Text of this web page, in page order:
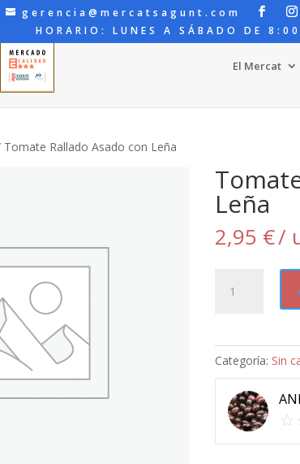
gerencia@mercatsagunt.com
HORARIO: LUNES A SÁBADO DE
El Mercat
Tomate Rallado Asado con Leña
Leña
2,95 €/
Rallado
cantidad
Categoría: Sin